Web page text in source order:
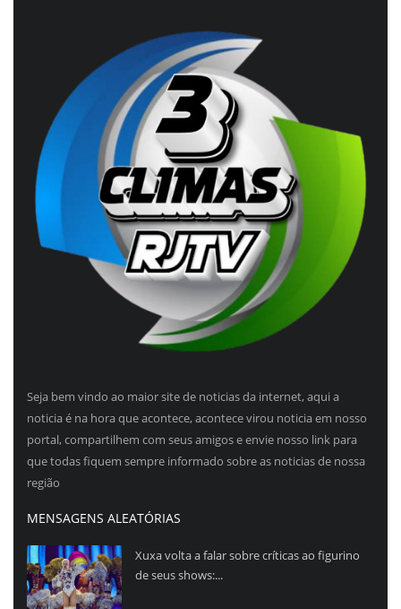
Seja bem vindo ao maior site de noticias da internet, aqui a
noticia é na hora que acontece, acontece virou noticia em nosso
portal, compartilhem com seus amigos e envie nosso link para
que todas fiquem sempre informado sobre as noticias de nossa
região
MENSAGENS ALEATÓRIAS
Xuxa volta a falar sobre críticas ao figurino
de seus shows:...